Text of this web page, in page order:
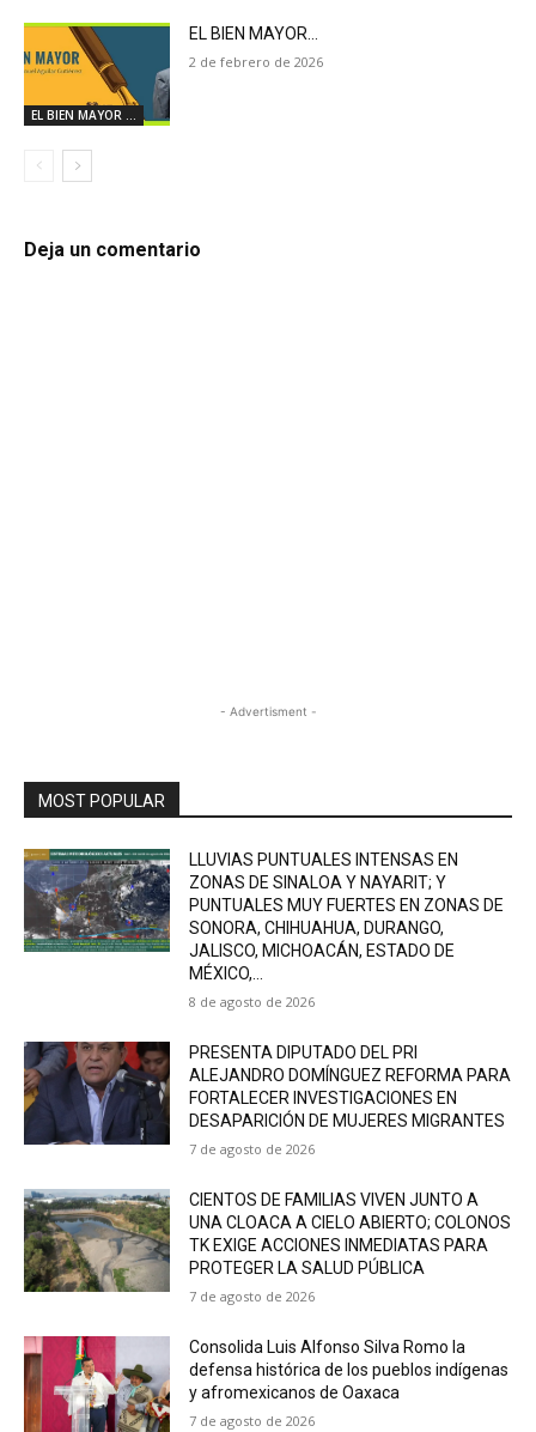
EL BIEN MAYOR ...
EL BIEN MAYOR…
2 de febrero de 2026
Deja un comentario
- Advertisment -
MOST POPULAR
LLUVIAS PUNTUALES INTENSAS EN
ZONAS DE SINALOA Y NAYARIT; Y
PUNTUALES MUY FUERTES EN ZONAS DE
SONORA, CHIHUAHUA, DURANGO,
JALISCO, MICHOACÁN, ESTADO DE
MÉXICO,...
8 de agosto de 2026
PRESENTA DIPUTADO DEL PRI
ALEJANDRO DOMÍNGUEZ REFORMA PARA
FORTALECER INVESTIGACIONES EN
DESAPARICIÓN DE MUJERES MIGRANTES
7 de agosto de 2026
CIENTOS DE FAMILIAS VIVEN JUNTO A
UNA CLOACA A CIELO ABIERTO; COLONOS
TK EXIGE ACCIONES INMEDIATAS PARA
PROTEGER LA SALUD PÚBLICA
7 de agosto de 2026
Consolida Luis Alfonso Silva Romo la
defensa histórica de los pueblos indígenas
y afromexicanos de Oaxaca
7 de agosto de 2026